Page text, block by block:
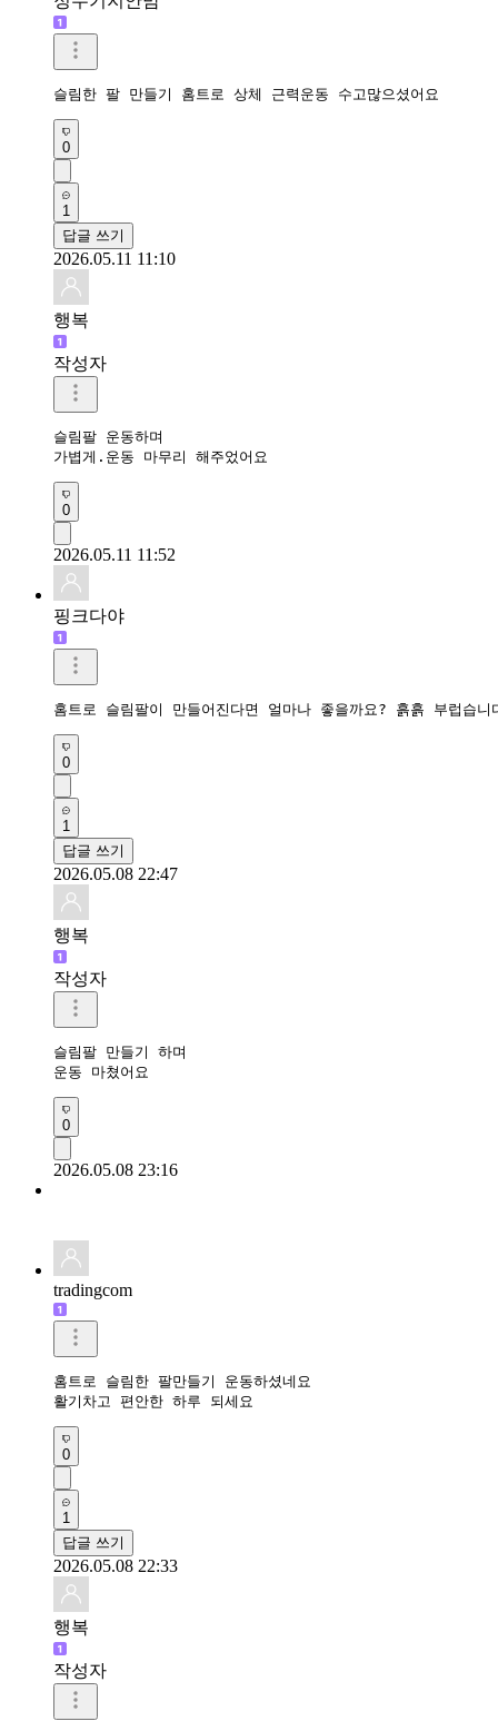
슬림한 팔 만들기 홈트로 상체 근력운동 수고많으셨어요
0
1
답글 쓰기
2026.05.11 11:10
행복
작성자
슬림팔 운동하며
가볍게.운동 마무리 해주었어요
0
2026.05.11 11:52
핑크다야
홈트로 슬림팔이 만들어진다면 얼마나 좋을까요? 흙흙 부럽습니
0
1
답글 쓰기
2026.05.08 22:47
행복
작성자
슬림팔 만들기 하며
운동 마쳤어요
0
2026.05.08 23:16
tradingcom
홈트로 슬림한 팔만들기 운동하셨네요
활기차고 편안한 하루 되세요
0
1
답글 쓰기
2026.05.08 22:33
행복
작성자